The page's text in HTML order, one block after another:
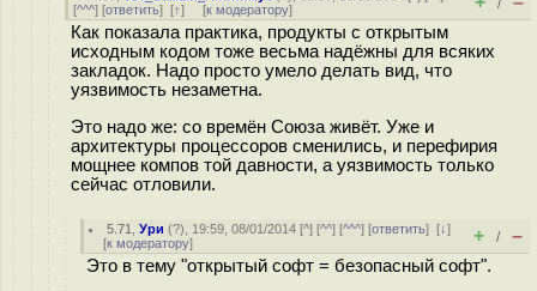
[^^^] [ответить] [↑] [к модератору] /
Как показала практика, продукты с открытым
исходным кодом тоже весьма надёжны для всяких
закладок. Надо просто умело делать вид, что
уязвимость незаметна.
Это надо же: со времён Союза живёт. Уже и
архитектуры процессоров сменились, и перефирия
мощнее компов той давности, а уязвимость только
сейчас отловили.
5.71 ,Ури (?), 19:59, 08/01/2014 [^] [^^] [^^^] [ответить][↓]
[к модератору] + / –
Это в тему "открытый софт = безопасный софт".